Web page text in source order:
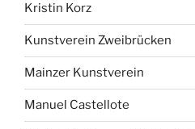
Kristin Korz
Kunstverein Zweibrücken
Mainzer Kunstverein
Manuel Castellote